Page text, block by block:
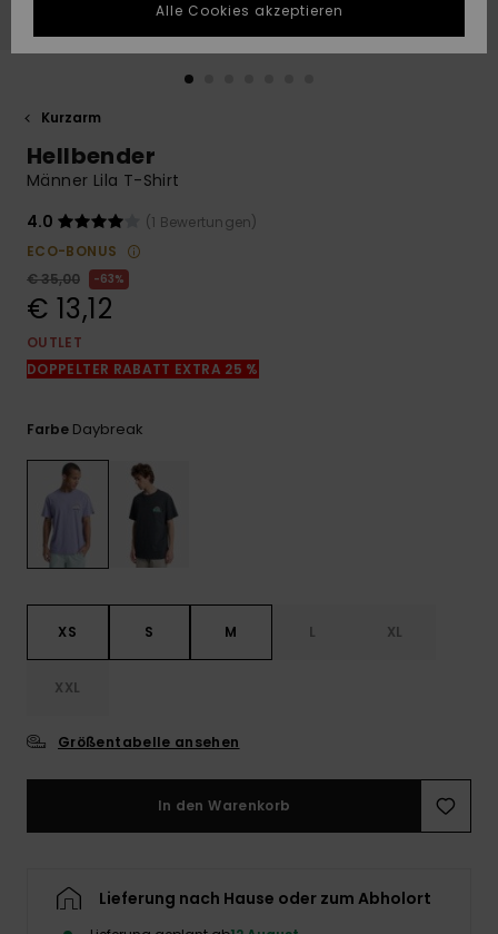
schnellste
Antwort auf Ihre
Frage zu
die häufigsten
Fragen sowie
WUNSCHLISTE
Kurzarm
Hellbender
Männer Lila T-Shirt
4.0
(1 Bewertungen)
ECO-BONUS
€ 35,00
63%
€ 13,12
OUTLET
DOPPELTER RABATT EXTRA 25 %
Farbe Daybreak
XS S M L XL
XXL
Größentabelle ansehen
In den Warenkorb
Lieferung nach Hause oder zum Abholort
Alle Cookies akzeptieren